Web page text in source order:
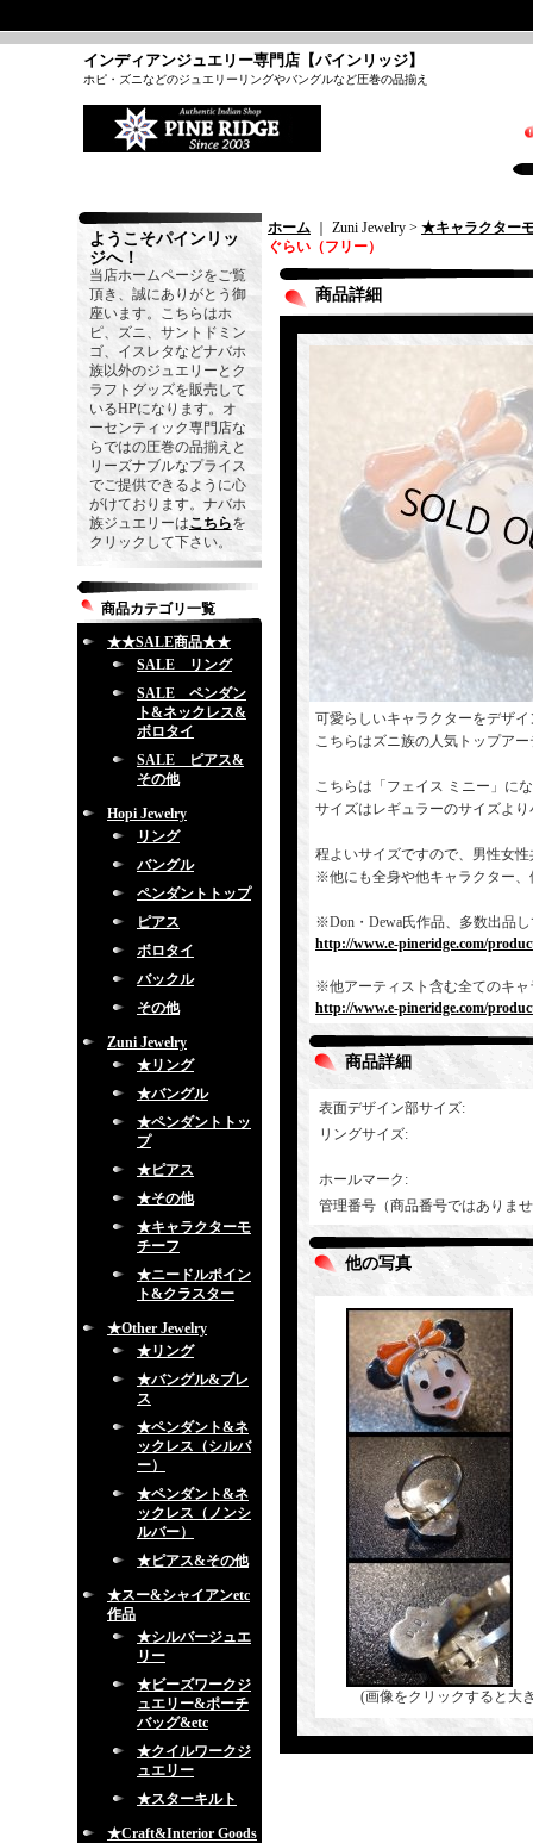
インディアンジュエリー専門店【パインリッジ】
ホピ・ズニなどのジュエリーリングやバングルなど圧巻の品揃え
ようこそパインリッ
ジへ！
当店ホームページをご覧
頂き、誠にありがとう御
座います。こちらはホ
ピ、ズニ、サントドミン
ゴ、イスレタなどナバホ
族以外のジュエリーとク
ラフトグッズを販売して
いるHPになります。オ
ーセンティック専門店な
らではの圧巻の品揃えと
リーズナブルなプライス
でご提供できるように心
がけております。ナバホ
族ジュエリーはこちらを
クリックして下さい。
商品カテゴリ一覧
★★SALE商品★★
SALE リング
SALE ペンダン
ト&ネックレス&
ボロタイ
SALE ピアス&
その他
Hopi Jewelry
リング
バングル
ペンダントトップ
ピアス
ボロタイ
バックル
その他
Zuni Jewelry
★リング
★バングル
★ペンダントトッ
プ
★ピアス
★その他
★キャラクターモ
チーフ
★ニードルポイン
ト&クラスター
★Other Jewelry
★リング
★バングル&ブレ
ス
★ペンダント&ネ
ックレス（シルバ
ー）
★ペンダント&ネ
ックレス（ノンシ
ルバー）
★ピアス&その他
★スー&シャイアンetc
作品
★シルバージュエ
リー
★ビーズワークジ
ュエリー&ポーチ
バッグ&etc
★クイルワークジ
ュエリー
★スターキルト
★Craft&Interior Goods
ホーム ｜ Zuni Jewelry > ★キャラクター
ぐらい（フリー）
商品詳細
可愛らしいキャラクターをデザ
こちらはズニ族の人気トップア
こちらは「フェイス ミニー」に
サイズはレギュラーのサイズよ
程よいサイズですので、男性女
※他にも全身や他キャラクター
※Don・Dewa氏作品、多数出品
http://www.e-pineridge.com/
※他アーティスト含む全てのキ
http://www.e-pineridge.com/
商品詳細
表面デザイン部サイズ:
リングサイズ:
ホールマーク :
管理番号（商品番号ではありま
他の写真
(画像をクリックすると大